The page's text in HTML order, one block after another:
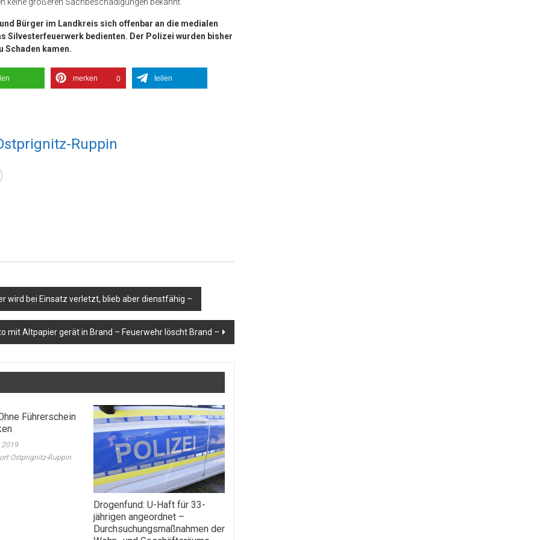
Bürger im Landkreis sich offenbar an die medialen
Silvesterfeuerwerk bedienten. Der Polizei wurden bisher
Schaden kamen.
merken 0 teilen
Ruppin
wird bei Einsatz verletzt, blieb aber dienstfähig –
mit Altpapier gerät in Brand – Feuerwehr löscht Brand –
Führerschein
2019
Ostprignitz-Ruppin
Drogenfund: U-Haft für 33-
jährigen angeordnet –
Durchsuchungsmaßnahmen der